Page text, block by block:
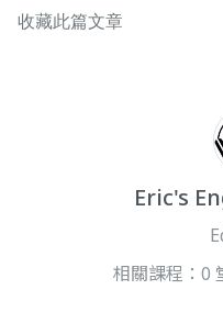
Eric's
相關課程：0